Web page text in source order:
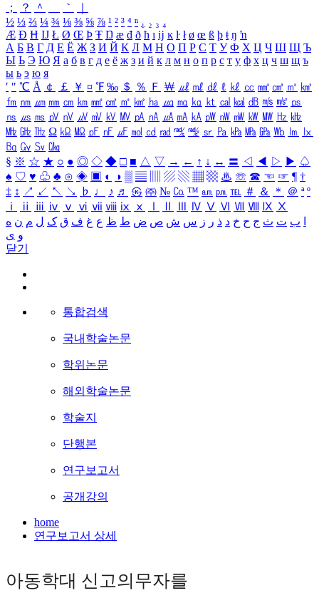
；
？ ＾ ｀
½ ⅓ ⅔ ¼ ¾ ⅛ ⅜ ⅝ ⅞ ¹ ² ³ ⁴ ⁿ ₁ ₂ ₃ ₄
Æ Ð Ħ Ĳ Ł Ø Œ Þ Ŧ Ŋ æ đ ð ħ ı ĳ ĸ ŀ ł ø œ ß þ ŧ ŋ ŉ
А Б В Г Д Е Ё Ж З И Й К Л М Н О П Р С Т У Ф Х Ц Ч Ш Щ Ъ
Ы Ь Э Ю Я а б в г д е ё ж з и й к л м н о п р с т у ф х ц ч ш щ ъ
ы ь э ю я
′ ″ ℃ Å ￠ ￡ ￥ ¤ ℉ ‰ ＄ ％ Ｆ ￦ ㎕ ㎖ ㎗ ℓ ㎘ ㏄ ㎣ ㎤ ㎥ ㎦
㎙ ㎚ ㎛ ㎜ ㎝ ㎞ ㎟ ㎠ ㎡ ㎢ ㏊ ㎍ ㎎ ㎏ ㏏ ㎈ ㎉ ㏈ ㎧ ㎨ ㎰
㎱ ㎲ ㎳ ㎴ ㎵ ㎶ ㎷ ㎸ ㎹ ㎀ ㎁ ㎂ ㎃ ㎄ ㎺ ㎻ ㎽ ㎾ ㎿ ㎐ ㎑
㎒ ㎓ ㎔ Ω ㏀ ㏁ ㎊ ㎋ ㎌ ㏖ ㏅ ㎭ ㎮ ㎯ ㏛ ㎩ ㎪ ㎫ ㎬ ㏝ ㏐
㏓
㏃ ㏉ ㏜ ㏆
§ ※ ☆ ★ ○ ● ◎ ◇ ◆ □ ■ △ ▽ → ← ↑ ↓ ↔ 〓 ◁ ◀ ▷ ▶ ♤
♠ ♡ ♥ ♧ ♣ ⊙ ◈ ▣ ◐ ◑ ▒ ▤ ▨ ▧ ▦ ▩ ♨ ☏ ☎ ☜ ☞ ¶ †
‡ ↕ ↗ ↙ ↖ ↘ ♭ ♩ ♪ ♬ ㉿ ㈜ № ㏇ ™ ㏂ ㏘ ℡ ＃ ＆ ＊ ＠ ª º
ⅰ
ⅱ ⅲ ⅳ ⅴ ⅵ ⅶ ⅷ ⅸ ⅹ Ⅳ Ⅴ Ⅵ Ⅶ Ⅷ Ⅸ Ⅹ
ب ت ث ج ح خ د ذ ر ز س ش ص ض ط ظ ع غ ف ق ک ل م ن ه
و ی
닫기
통합검색
국내학술논문
학위논문
해외학술논문
학술지
단행본
연구보고서
공개강의
home
연구보고서 상세
아동학대 신고의무자를